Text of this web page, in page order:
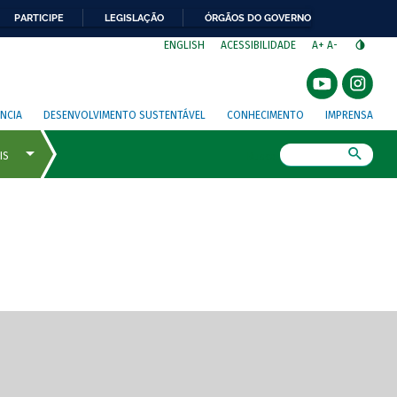
PARTICIPE LEGISLAÇÃO ÓRGÃOS DO GOVERNO
ENGLISH ACESSIBILIDADE A+ A-
DESENVOLVIMENTO SUSTENTÁVEL CONHECIMENTO IMPRENSA
de tela